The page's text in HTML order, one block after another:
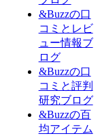
&Buzzの口
コミとレビ
ュー情報ブ
ログ
&Buzzの口
コミと評判
研究ブログ
&Buzzの百
均アイテム